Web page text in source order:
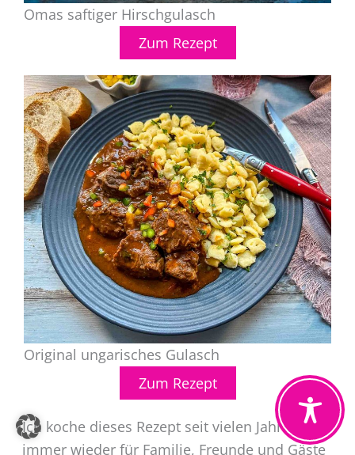
Omas saftiger Hirschgulasch
Zum Rezept
Original ungarisches Gulasch
Zum Rezept
Ich koche dieses Rezept seit vielen Jahren
immer wieder für Familie, Freunde und Gäste